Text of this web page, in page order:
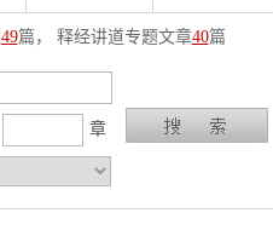
49篇， 释经讲道专题文章40篇
章